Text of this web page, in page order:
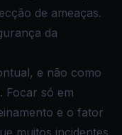
de ameaças.
da
e não como
Focar só em
e o fator
muitos incidentes